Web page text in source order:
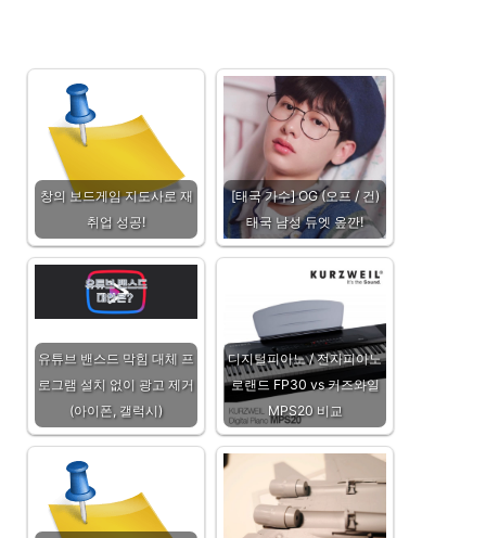
창의 보드게임 지도사로 재
취업 성공!
[태국 가수] OG (오프 / 건)
태국 남성 듀엣 옾깐!
유튜브 밴스드 막힘 대체 프
로그램 설치 없이 광고 제거
(아이폰, 갤럭시)
디지털피아노 / 전자피아노
로랜드 FP30 vs 커즈와일
MPS20 비교